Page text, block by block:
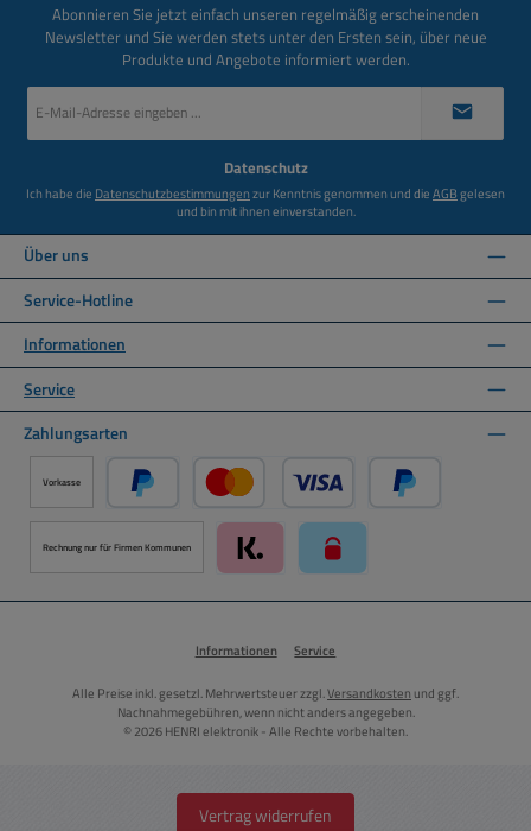
Abonnieren Sie jetzt einfach unseren regelmäßig erscheinenden
Newsletter und Sie werden stets unter den Ersten sein, über neue
Produkte und Angebote informiert werden.
Mail-
Datenschutz
Ich habe die Datenschutzbestimmungenzur Kenntnis genommen und dieAGBgelesen
und bin mit ihnen einverstanden.
Über uns
Service-Hotline
Informationen
Service
Zahlungsarten
Vorkasse
PayPal Kredit- oder Debitkarte über PayPal
Rechnung nur für Firmen Kommunen
Informationen Service
Alle Preise inkl. gesetzl. Mehrwertsteuer zzgl.Versandkosten und ggf.
Nachnahmegebühren, wenn nicht anders angegeben.
© 2026 HENRI elektronik - Alle Rechte vorbehalten.
Vertrag widerrufen